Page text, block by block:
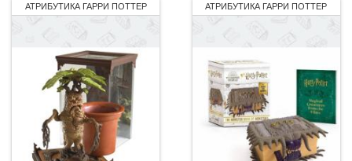
АТРИБУТИКА ГАРРИ ПОТТЕР АТРИБУТИКА ГАРРИ ПОТТЕР